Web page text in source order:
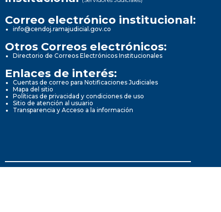
Correo electrónico institucional:
info@cendoj.ramajudicial.gov.co
Otros Correos electrónicos:
Directorio de Correos Electrónicos Institucionales
Enlaces de interés:
Cuentas de correo para Notificaciones Judiciales
Mapa del sitio
Políticas de privacidad y condiciones de uso
Sitio de atención al usuario
Transparencia y Acceso a la información